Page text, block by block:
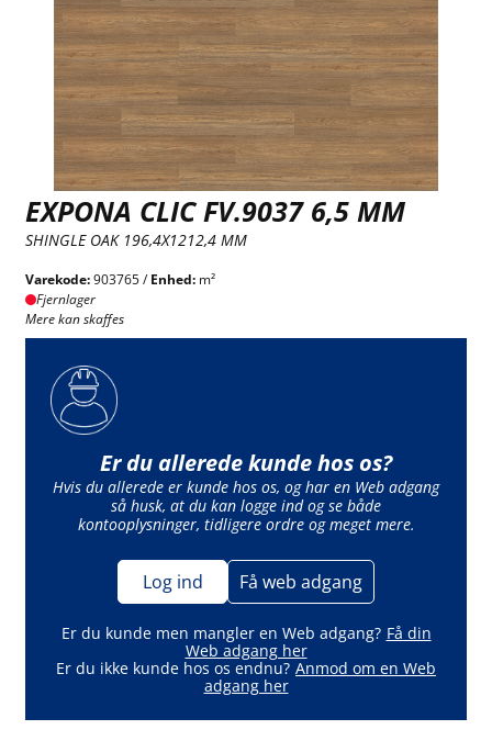
EXPONA CLIC FV.9037 6,5 MM
SHINGLE OAK 196,4X1212,4 MM
Varekode:903765 /Enhed: m²
Fjernlager
Mere kan skaffes
Er du allerede kunde hos os?
Hvis du allerede er kunde hos os, og har en Web adgang
så husk, at du kan logge ind og se både
kontooplysninger, tidligere ordre og meget mere.
Log ind Få web adgang
Er du kunde men mangler en Web adgang? Få din
Web adgang her
Er du ikke kunde hos os endnu? Anmod om en Web
adgang her